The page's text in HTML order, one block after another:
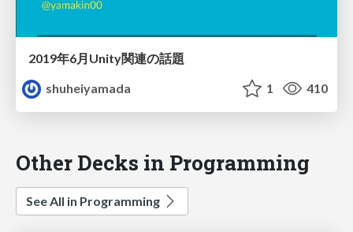
2019年6月Unity関連の話題
shuheiyamada
1 410
Other Decks in Programming
See All in Programming